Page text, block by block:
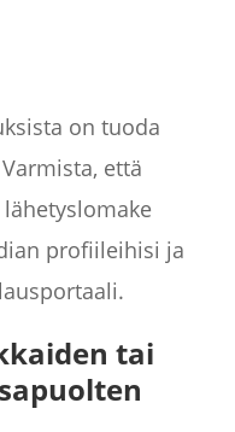
on tuoda
että
profiileihisi ja
tai